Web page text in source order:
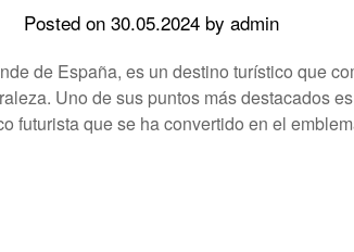
Posted on 30.05.2024by admin
de España, es un destino turístico que
Uno de sus puntos más destacados
futurista que se ha convertido en el